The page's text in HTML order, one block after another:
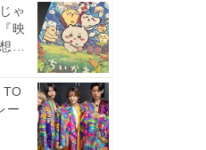
ゃ
映
し
TO
ー